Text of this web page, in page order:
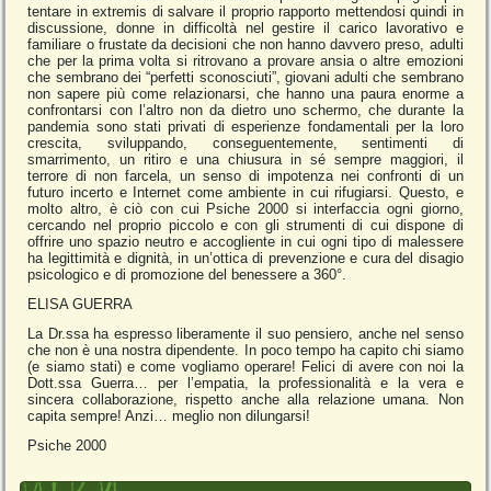
tentare in extremis di salvare il proprio rapporto mettendosi quindi in
discussione, donne in difficoltà nel gestire il carico lavorativo e
familiare o frustate da decisioni che non hanno davvero preso, adulti
che per la prima volta si ritrovano a provare ansia o altre emozioni
che sembrano dei “perfetti sconosciuti”, giovani adulti che sembrano
non sapere più come relazionarsi, che hanno una paura enorme a
confrontarsi con l’altro non da dietro uno schermo, che durante la
pandemia sono stati privati di esperienze fondamentali per la loro
crescita, sviluppando, conseguentemente, sentimenti di
smarrimento, un ritiro e una chiusura in sé sempre maggiori, il
terrore di non farcela, un senso di impotenza nei confronti di un
futuro incerto e Internet come ambiente in cui rifugiarsi. Questo, e
molto altro, è ciò con cui Psiche 2000 si interfaccia ogni giorno,
cercando nel proprio piccolo e con gli strumenti di cui dispone di
offrire uno spazio neutro e accogliente in cui ogni tipo di malessere
ha legittimità e dignità, in un’ottica di prevenzione e cura del disagio
psicologico e di promozione del benessere a 360°.
ELISA GUERRA
La Dr.ssa ha espresso liberamente il suo pensiero, anche nel senso
che non è una nostra dipendente. In poco tempo ha capito chi siamo
(e siamo stati) e come vogliamo operare! Felici di avere con noi la
Dott.ssa Guerra… per l’empatia, la professionalità e la vera e
sincera collaborazione, rispetto anche alla relazione umana. Non
capita sempre! Anzi… meglio non dilungarsi!
Psiche 2000